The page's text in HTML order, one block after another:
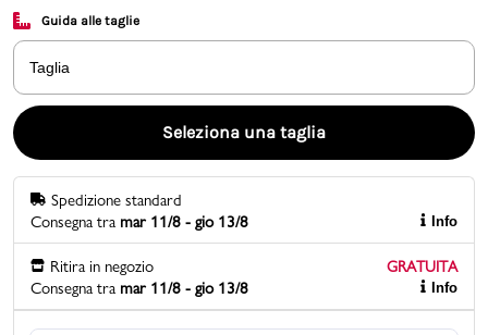
pcard
Gift card
Guida alle taglie
Taglia
Seleziona una taglia
Spedizione standard
Consegna tra mar 11/8 - gio 13/8 Info
Ritira in negozio
GRATUITA
Consegna tra mar 11/8 - gio 13/8 Info